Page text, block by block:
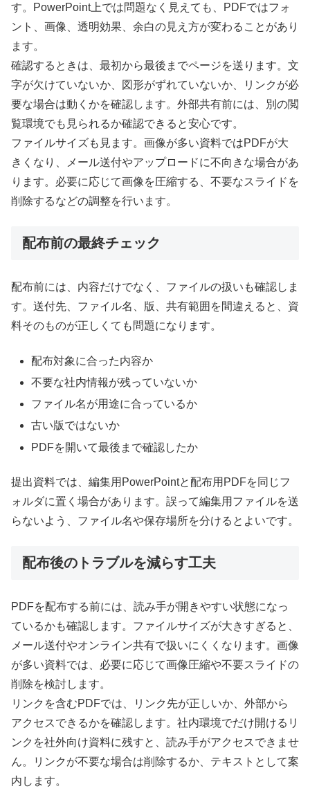
す。PowerPoint上では問題なく見えても、PDFではフォ
ント、画像、透明効果、余白の見え方が変わることがあり
ます。
確認するときは、最初から最後までページを送ります。文
字が欠けていないか、図形がずれていないか、リンクが必
要な場合は動くかを確認します。外部共有前には、別の閲
覧環境でも見られるか確認できると安心です。
ファイルサイズも見ます。画像が多い資料ではPDFが大
きくなり、メール送付やアップロードに不向きな場合があ
ります。必要に応じて画像を圧縮する、不要なスライドを
削除するなどの調整を行います。
配布前の最終チェック
配布前には、内容だけでなく、ファイルの扱いも確認しま
す。送付先、ファイル名、版、共有範囲を間違えると、資
料そのものが正しくても問題になります。
配布対象に合った内容か
不要な社内情報が残っていないか
ファイル名が用途に合っているか
古い版ではないか
PDFを開いて最後まで確認したか
提出資料では、編集用PowerPointと配布用PDFを同じフ
ォルダに置く場合があります。誤って編集用ファイルを送
らないよう、ファイル名や保存場所を分けるとよいです。
配布後のトラブルを減らす工夫
PDFを配布する前には、読み手が開きやすい状態になっ
ているかも確認します。ファイルサイズが大きすぎると、
メール送付やオンライン共有で扱いにくくなります。画像
が多い資料では、必要に応じて画像圧縮や不要スライドの
削除を検討します。
リンクを含むPDFでは、リンク先が正しいか、外部から
アクセスできるかを確認します。社内環境でだけ開けるリ
ンクを社外向け資料に残すと、読み手がアクセスできませ
ん。リンクが不要な場合は削除するか、テキストとして案
内します。